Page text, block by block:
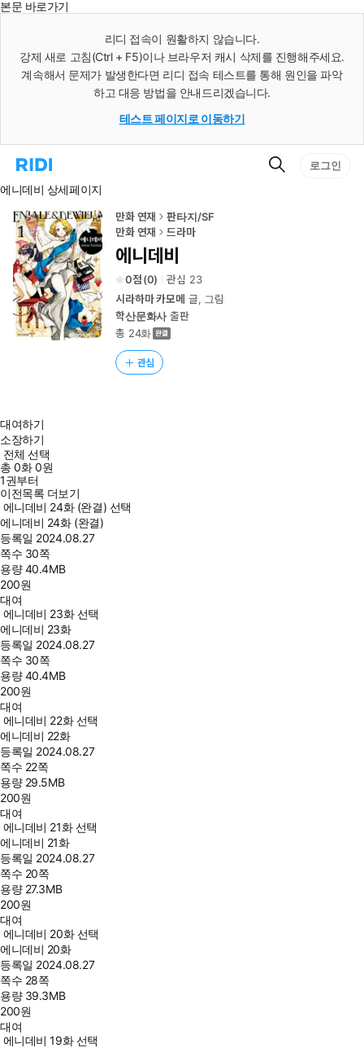
본문 바로가기
리디 접속이 원활하지 않습니다.
강제 새로 고침(Ctrl + F5)이나 브라우저 캐시 삭제를 진행해주세요.
계속해서 문제가 발생한다면 리디 접속 테스트를 통해 원인을 파악
하고 대응 방법을 안내드리겠습니다.
테스트 페이지로 이동하기
리
홈
로
이
동
검
로그인
에니데비 상세페이지
만화 연재
판타지/SF
만화 연재
드라마
에니데비
0 (0) 관심 23
시라하마 카모메 글, 그림
학산문화사출판
총 24화
관심
대여하기
소장하기
전체 선택
총0화0원
1권부터
이전목록 더보기
에니데비 24화 (완결) 선택
에니데비 24화 (완결)
등록일 2024.08.27
쪽수 30쪽
용량40.4MB
200원
대여
에니데비 23화 선택
에니데비 23화
등록일 2024.08.27
쪽수 30쪽
용량40.4MB
200원
대여
에니데비 22화 선택
에니데비 22화
등록일 2024.08.27
쪽수 22쪽
용량 29.5MB
200원
대여
에니데비 21화 선택
에니데비 21화
등록일 2024.08.27
쪽수 20쪽
용량 27.3MB
200원
대여
에니데비 20화 선택
에니데비 20화
등록일 2024.08.27
쪽수 28쪽
용량 39.3MB
200원
대여
에니데비 19화 선택